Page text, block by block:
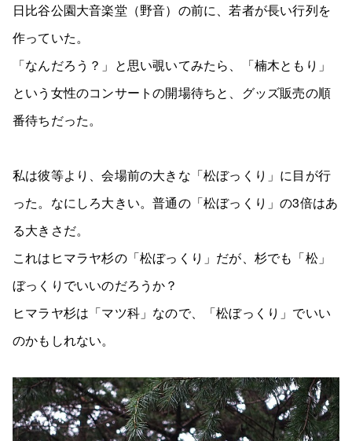
日比谷公園大音楽堂（野音）の前に、若者が長い行列を
作っていた。
「なんだろう？」と思い覗いてみたら、「楠木ともり」
という女性のコンサートの開場待ちと、グッズ販売の順
番待ちだった。
私は彼等より、会場前の大きな「松ぼっくり」に目が行
った。なにしろ大きい。普通の「松ぼっくり」の3倍はあ
る大きさだ。
これはヒマラヤ杉の「松ぼっくり」だが、杉でも「松」
ぼっくりでいいのだろうか？
ヒマラヤ杉は「マツ科」なので、「松ぼっくり」でいい
のかもしれない。